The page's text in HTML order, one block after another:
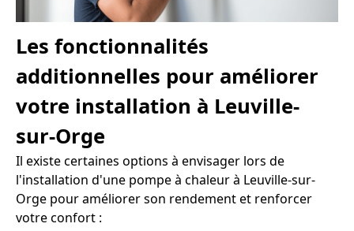
Les fonctionnalités
additionnelles pour améliorer
votre installation à Leuville-
sur-Orge
Il existe certaines options à envisager lors de
l'installation d'une pompe à chaleur à Leuville-sur-
Orge pour améliorer son rendement et renforcer
votre confort :